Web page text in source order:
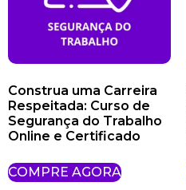
Construa uma Carreira
Respeitada: Curso de
Segurança do Trabalho
Online e Certificado
COMPRE AGORA